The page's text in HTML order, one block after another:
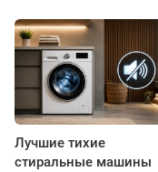
Лучшие тихие
стиральные машины